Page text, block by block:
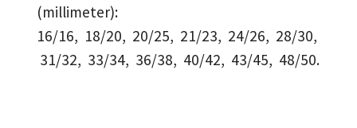
(millimeter):
16/16, 18/20, 20/25, 21/23, 24/26, 28/30,
31/32, 33/34, 36/38, 40/42, 43/45, 48/50.